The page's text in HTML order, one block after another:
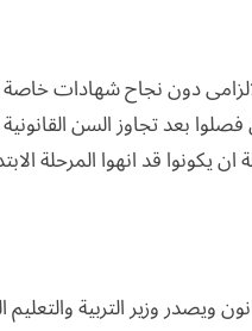
دون نجاح شهادات
فصلوا بعد تجاوز السن
ان يكونوا قد انهوا المرحلة
وزير التربية والتعليم